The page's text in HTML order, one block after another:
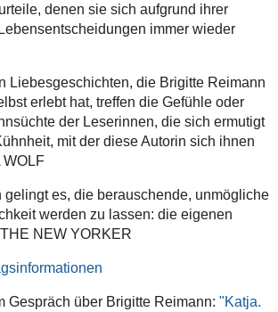
denen sie sich aufgrund ihrer
immer wieder
Liebesgeschichten, die Brigitte Reimann
erlebt hat, treffen die Gefühle oder
der Leserinnen, die sich ermutigt
mit der diese Autorin sich ihnen
WOLF
gelingt es, die berauschende, unmögliche
werden zu lassen: die eigenen
NEW YORKER
Gespräch über Brigitte Reimann: "Katja.